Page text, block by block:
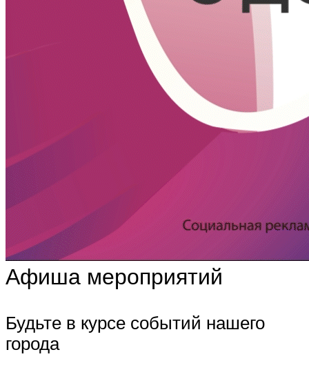
Афиша мероприятий
Будьте в курсе событий нашего
города